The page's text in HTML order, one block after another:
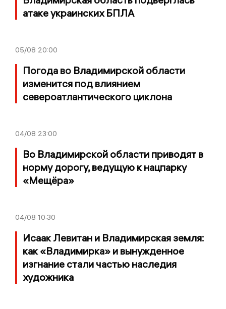
атаке украинских БПЛА
05/08 20:00
Погода во Владимирской области
изменится под влиянием
североатлантического циклона
04/08 23:00
Во Владимирской области приводят в
норму дорогу, ведущую к нацпарку
«Мещёра»
04/08 10:30
Исаак Левитан и Владимирская земля:
как «Владимирка» и вынужденное
изгнание стали частью наследия
художника